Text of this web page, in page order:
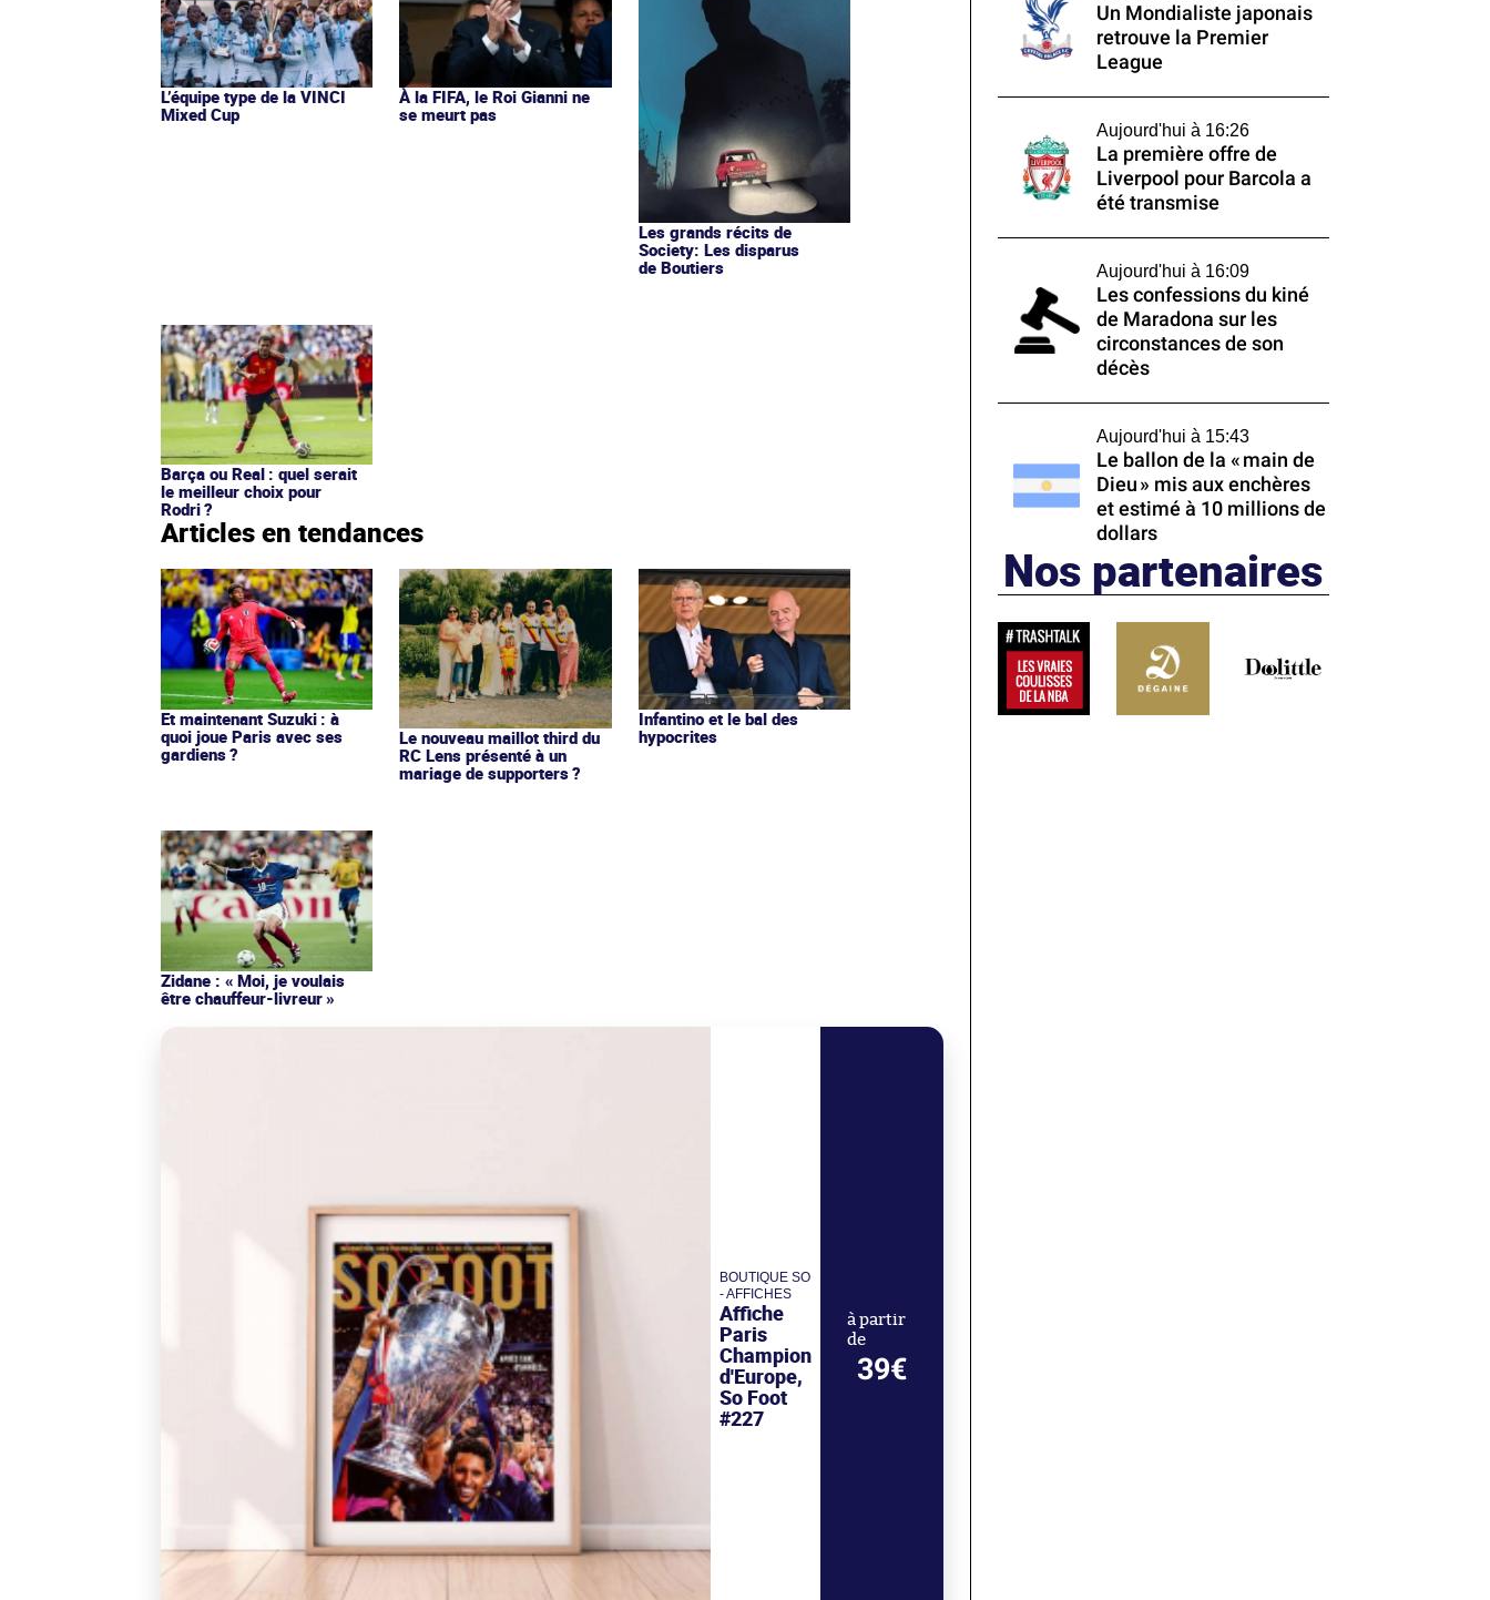
L’équipe type de la VINCI
Mixed Cup
À la FIFA, le Roi Gianni ne
se meurt pas
Les grands récits de
Society: Les disparus
de Boutiers
Barça ou Real : quel serait
le meilleur choix pour
Rodri ?
Articles en tendances
Et maintenant Suzuki : à
quoi joue Paris avec ses
gardiens ?
Le nouveau maillot third du
RC Lens présenté à un
mariage de supporters ?
Infantino et le bal des
hypocrites
Zidane : « Moi, je voulais
être chauffeur-livreur »
BOUTIQUE SO
- AFFICHES
Affiche
Paris
Champion
d'Europe,
So Foot
#227
à partir
de
39€
Un Mondialiste japonais
retrouve la Premier
League
Aujourd'hui à 16:26
La première offre de
Liverpool pour Barcola a
été transmise
Aujourd'hui à 16:09
Les confessions du kiné
de Maradona sur les
circonstances de son
décès
Aujourd'hui à 15:43
Le ballon de la « main de
Dieu » mis aux enchères
et estimé à 10 millions de
dollars
Nos partenaires